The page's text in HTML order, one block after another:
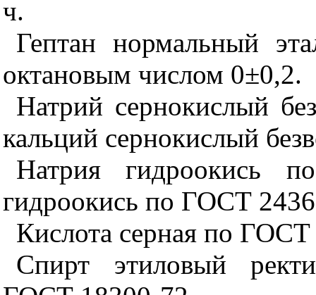
ч.
Гептан нормальный
октановым числом 0±0,2.
Натрий сернокислый
кальций сернокислый
Натрия гидроокись
гидроокись по ГОСТ
Кислота серная по
Спирт этиловый